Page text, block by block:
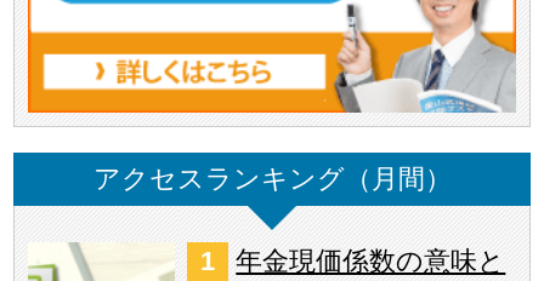
アクセスランキング（月間）
年金現価係数の意味と